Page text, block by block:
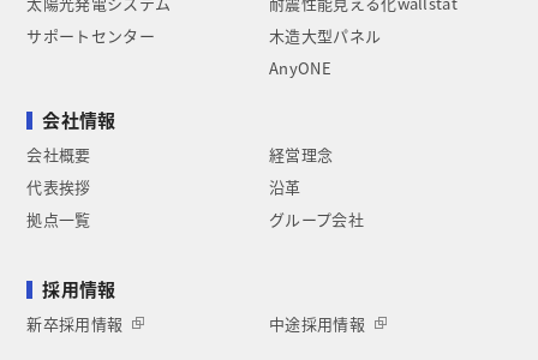
サポートセンター
木造大型パネル
AnyONE
会社情報
会社概要
経営理念
代表挨拶
沿革
拠点一覧
グループ会社
採用情報
新卒採用情報 中途採用情報